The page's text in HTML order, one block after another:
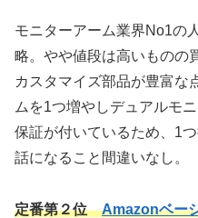
モニターアーム業界No1の
略。やや値段は高いものの
カスタマイズ部品が豊富な
ムを1つ増やしデュアルモ
保証が付いているため、1
話になること間違いなし。
定番第２位Amazonベー